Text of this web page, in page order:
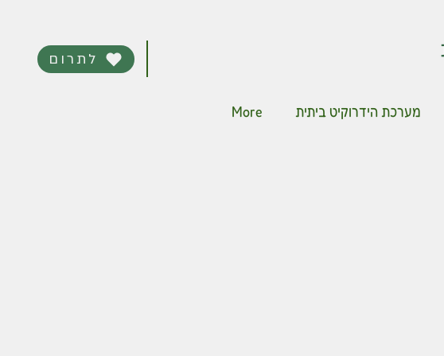
לתרום
מערכת הידרוקיט ביתית More